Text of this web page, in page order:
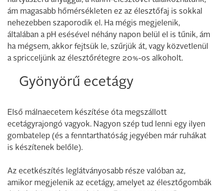
ám magasabb hőmérsékleten ez az élesztőfaj is sokkal
nehezebben szaporodik el. Ha mégis megjelenik,
általában a pH esésével néhány napon belül el is tűnik, ám
ha mégsem, akkor fejtsük le, szűrjük át, vagy közvetlenül
a spricceljünk az élesztőrétegre 20%-os alkoholt.
Gyönyörű ecetágy
Első málnaecetem készítése óta megszállott
ecetágyrajongó vagyok. Nagyon szép tud lenni egy ilyen
gombatelep (és a fenntarthatóság jegyében már ruhákat
is készítenek belőle).
Az ecetkészítés leglátványosabb része valóban az,
amikor megjelenik az ecetágy, amelyet az élesztőgombák